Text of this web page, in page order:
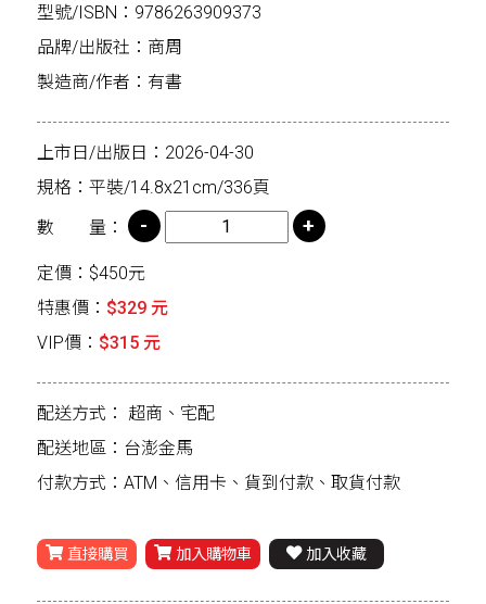
型號/ISBN：9786263909373
品牌/出版社：商周
製造商/作者：有書
上市日/出版日：2026-04-30
規格：平裝/14.8x21cm/336頁
數 量：
定價：$450元
特惠價： $329 元
VIP價： $315 元
配送方式： 超商、宅配
配送地區：台澎金馬
付款方式：ATM、信用卡、貨到付款、取貨付款
直接購買 加入購物車 加入收藏